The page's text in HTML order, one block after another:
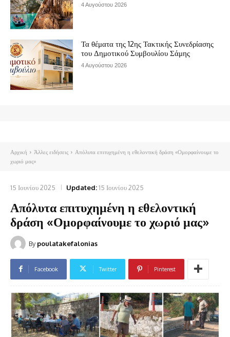
4 Αυγούστου 2026
Τα θέματα της 12ης Τακτικής Συνεδρίασης
του Δημοτικού Συμβουλίου Σάμης
4 Αυγούστου 2026